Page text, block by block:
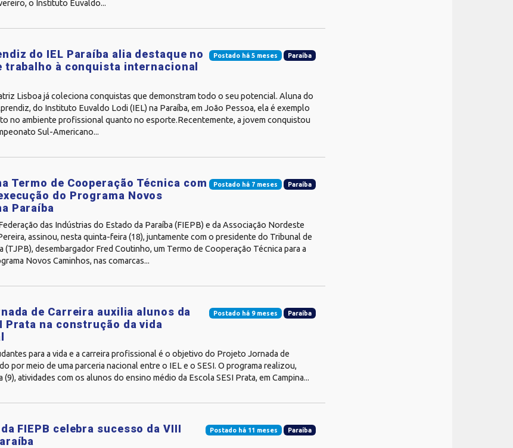
o Instituto Euvaldo...
Postado há 5 meses Paraíba
do IEL Paraíba alia destaque no
trabalho à conquista internacional
Lisboa já coleciona conquistas que demonstram todo o seu potencial. Aluna do
do Instituto Euvaldo Lodi (IEL) na Paraíba, em João Pessoa, ela é exemplo
no ambiente profissional quanto no esporte.Recentemente, a jovem conquistou
Sul-Americano...
Postado há 7 meses Paraíba
Termo de Cooperação Técnica com
do Programa Novos
Paraíba
das Indústrias do Estado da Paraíba (FIEPB) e da Associação Nordeste
assinou, nesta quinta-feira (18), juntamente com o presidente do Tribunal de
(TJPB), desembargador Fred Coutinho, um Termo de Cooperação Técnica para a
Novos Caminhos, nas comarcas...
Postado há 9 meses Paraíba
de Carreira auxilia alunos da
Prata na construção da vida
para a vida e a carreira profissional é o objetivo do Projeto Jornada de
por meio de uma parceria nacional entre o IEL e o SESI. O programa realizou,
atividades com os alunos do ensino médio da Escola SESI Prata, em Campina...
Postado há 11 meses Paraíba
FIEPB celebra sucesso da VIII